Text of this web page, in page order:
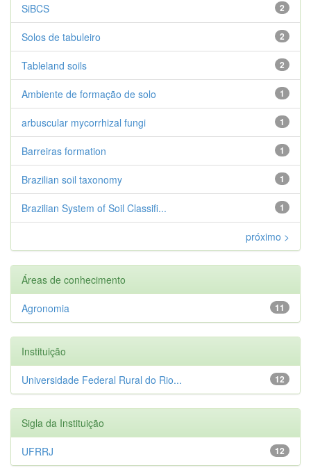
2
SiBCS
2
Solos de tabuleiro
2
Tableland soils
1
Ambiente de formação de solo
1
arbuscular mycorrhizal fungi
1
Barreiras formation
1
Brazilian soil taxonomy
1
Brazilian System of Soil Classifi...
próximo >
Áreas de conhecimento
11
Agronomia
Instituição
12
Universidade Federal Rural do Rio...
Sigla da Instituição
12
UFRRJ